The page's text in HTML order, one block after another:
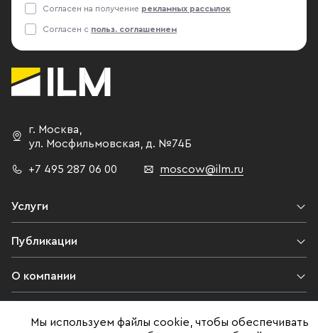
Согласен на получение рекламных рассылок
Согласен с польз. соглашением
г. Москва
ул. Мосфильмовская,
д. №74Б
+7 495 287 06 00 moscow@ilm.ru
Услуги
Публикации
О компании
Мы используем файлы cookie, чтобы обеспечивать